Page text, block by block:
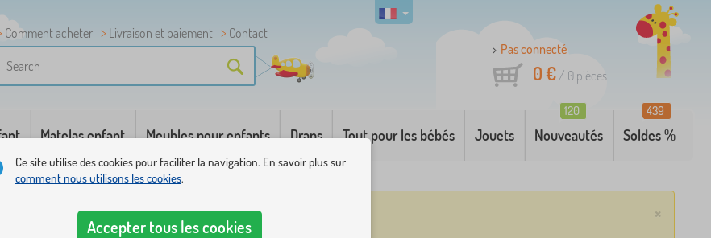
Comment acheter Livraison et paiement
Contact
Pas connecté
0 €/ 0 pièces
Matelas enfant Meubles pour enfants Draps Tout pour les bébés Jouets Nouveautés
120
Soldes %
439
×
Ce site utilise des cookies pour faciliter la navigation. En savoir plus sur
comment nous utilisons les cookies.
Accepter tous les cookies